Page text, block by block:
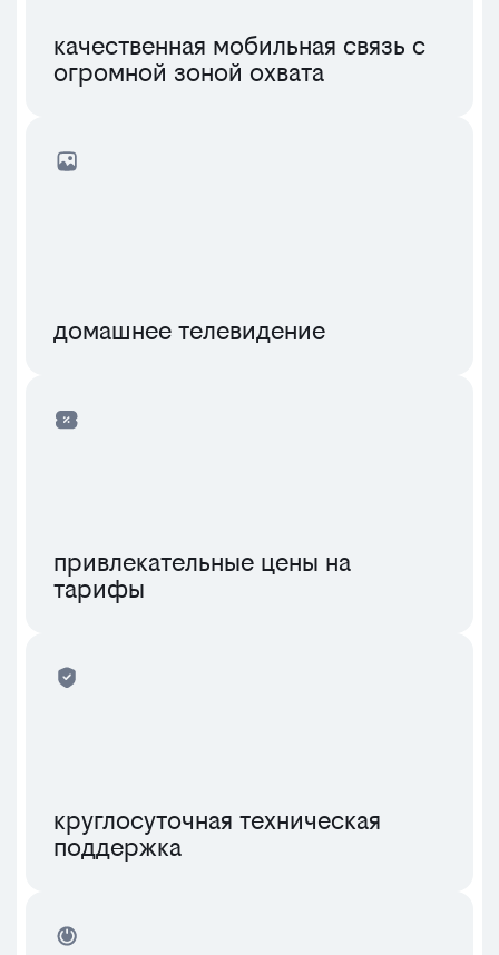
качественная мобильная связь с
огромной зоной охвата
домашнее телевидение
привлекательные цены на
тарифы
круглосуточная техническая
поддержка